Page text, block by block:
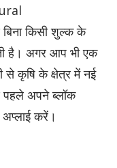
किसी शुल्क के
है। अगर आप भी एक
से कृषि के क्षेत्र में नई
पहले अपने ब्लॉक
करें।